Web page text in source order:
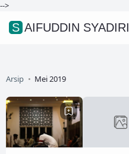
-->
SAIFUDDIN SYADIRI
Arsip Mei 2019